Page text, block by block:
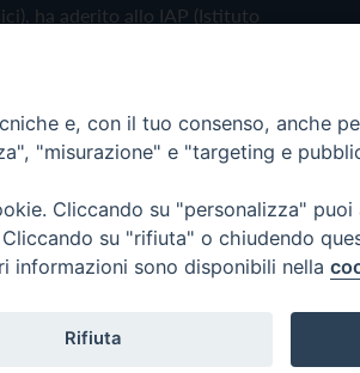
ha aderito allo IAP (Istituto
Cookie Policye, con il tuo consenso, anche
"misurazione" e "targeting e
Cliccando su "personalizza"
su "rifiuta" o chiudendo
informazioni sono disponibili nella
Rifiuta